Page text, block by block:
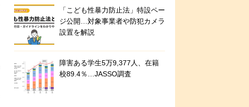
「こども性暴力防止法」特設ペー
ジ公開…対象事業者や防犯カメラ
設置を解説
障害ある学生5万9,377人、在籍
校89.4％…JASSO調査